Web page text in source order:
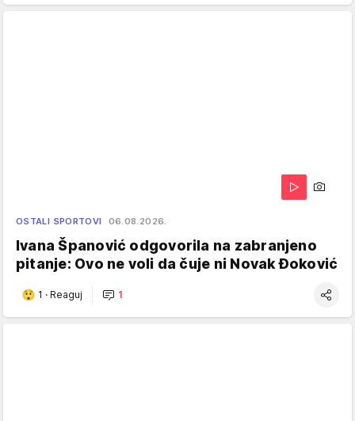
OSTALI SPORTOVI 06.08.2026.
Ivana Španović odgovorila na zabranjeno
pitanje: Ovo ne voli da čuje ni Novak Đoković
1 · Reaguj 1